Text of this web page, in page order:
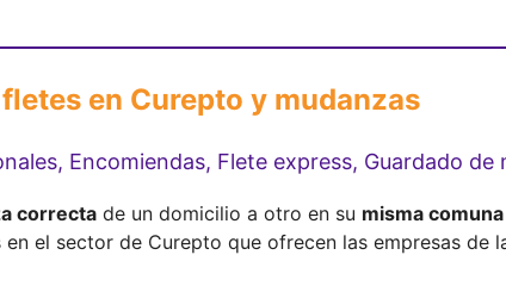
en Curepto y mudanzas
Encomiendas, Flete express, Guardado de
correcta de un domicilio a otro en su misma comuna
el sector de Curepto que ofrecen las empresas de